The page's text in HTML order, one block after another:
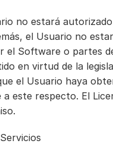
no estará
el Usuario no
el Software o partes
en virtud de la
el Usuario haya
a este respecto. El